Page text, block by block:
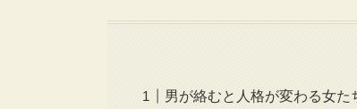
男が絡むと人格が変わる女た